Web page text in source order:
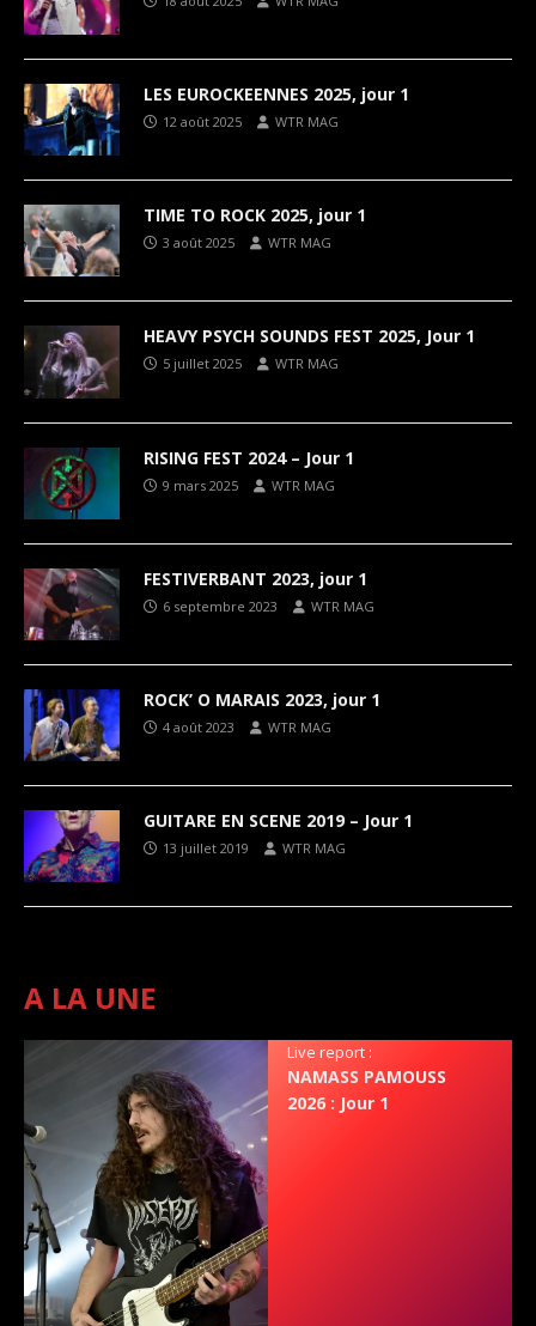
LES EUROCKEENNES 2025, jour 1
12 août 2025 WTR MAG
TIME TO ROCK 2025, jour 1
3 août 2025 WTR MAG
HEAVY PSYCH SOUNDS FEST 2025, Jour 1
5 juillet 2025 WTR MAG
RISING FEST 2024 – Jour 1
9 mars 2025 WTR MAG
FESTIVERBANT 2023, jour 1
6 septembre 2023 WTR MAG
ROCK’ O MARAIS 2023, jour 1
4 août 2023 WTR MAG
GUITARE EN SCENE 2019 – Jour 1
13 juillet 2019 WTR MAG
A LA UNE
Live report :
NAMASS PAMOUSS
2026 : Jour 1